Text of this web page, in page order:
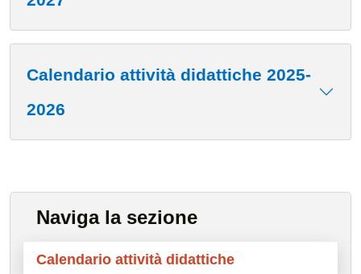
Calendario attività didattiche 2025-
2026
Naviga la sezione
Calendario attività didattiche